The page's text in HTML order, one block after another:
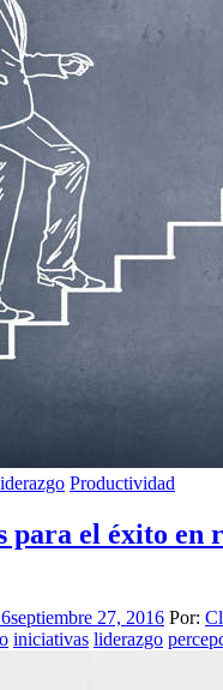
Productividad
para el éxito en
septiembre 27, 2016 Por:
iniciativas liderazgo